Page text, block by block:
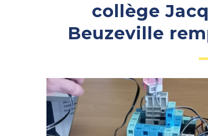
collège
Beuzeville